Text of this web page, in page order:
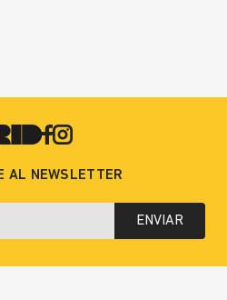
AL NEWSLETTER
ENVIAR